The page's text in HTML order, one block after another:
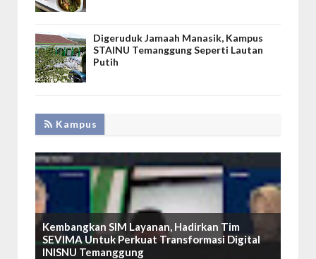
Digeruduk Jamaah Manasik, Kampus
STAINU Temanggung Seperti Lautan
Putih
Kampus
Kembangkan SIM Layanan, Hadirkan Tim
SEVIMA Untuk Perkuat Transformasi Digital
INISNU Temanggung